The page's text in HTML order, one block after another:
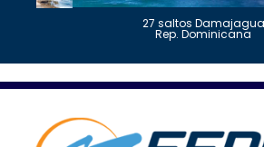
27 saltos Damajagua
Rep. Dominicana